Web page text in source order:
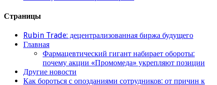
Страницы
Rubin Trade: децентрализованная биржа будущего
Главная
Фармацевтический гигант набирает обороты:
почему акции «Промомеда» укрепляют позиции
Другие новости
Как бороться с опозданиями сотрудников: от причин к